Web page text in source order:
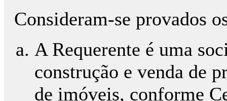
Consideram-se provados
A Requerente é uma
construção e venda de
de imóveis, conforme